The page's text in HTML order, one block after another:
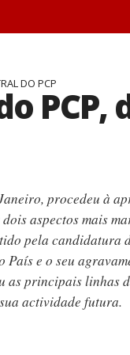
DO PCP
PCP,
procedeu à
aspectos mais
pela candidatura
e o seu
as principais linhas
actividade futura.